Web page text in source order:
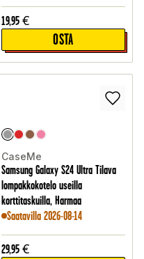
19,95 €
OSTA
CaseMe
Samsung Galaxy S24 Ultra Tilava
lompakkokotelo useilla
korttitaskuilla, Harmaa
Saatavilla 2026-08-14
29,95 €